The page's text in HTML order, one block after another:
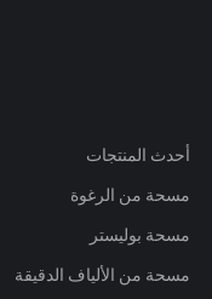
أحدث المنتجات
مسحة من الرغوة
مسحة بوليستر
مسحة من الألياف الدقيقة